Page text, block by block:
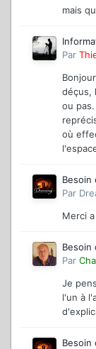
mais
Par
déçus,
ou
où
Besoin
Par
Merci
Besoin
Par
Je
l'un à
Besoin